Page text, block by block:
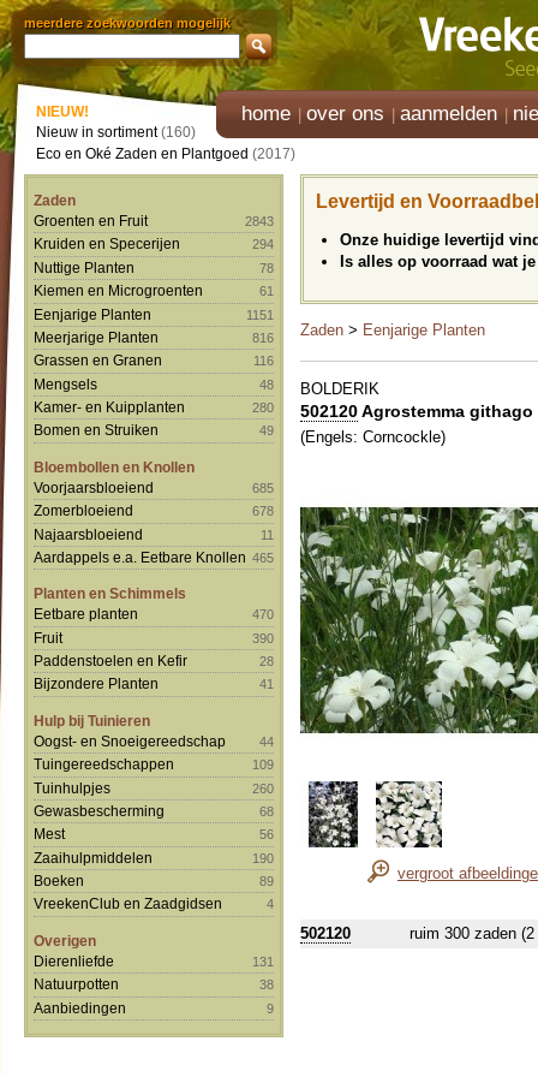
meerdere zoekwoorden mogelijk
home over ons aanmelden
NIEUW!
Nieuw in sortiment(160)
Eco en Oké Zaden en Plantgoed (2017)
Zaden
Groenten en Fruit
2843
Kruiden en Specerijen 294
Nuttige Planten 78
Kiemen en Microgroenten 61
Eenjarige Planten 1151
Meerjarige Planten 816
Grassen en Granen 116
Mengsels 48
Kamer- en Kuipplanten 280
Bomen en Struiken 49
Bloembollen en Knollen
Voorjaarsbloeiend
685
Zomerbloeiend 678
Najaarsbloeiend 11
Aardappels e.a. Eetbare Knollen 465
Planten en Schimmels
Eetbare planten
470
Fruit 390
Paddenstoelen en Kefir 28
Bijzondere Planten 41
Hulp bij Tuinieren
Oogst- en Snoeigereedschap
44
Tuingereedschappen 109
Tuinhulpjes 260
Gewasbescherming 68
Mest 56
Zaaihulpmiddelen 190
Boeken 89
VreekenClub en Zaadgidsen 4
Overigen
Dierenliefde
131
Natuurpotten 38
Aanbiedingen 9
Levertijd en
Onze huidige levertijd
Is alles op voorraad wat
Zaden > Eenjarige Planten
BOLDERIK
502120Agrostemma githago
(Engels: Corncockle)
vergroot
502120 ruim 300 zaden (2